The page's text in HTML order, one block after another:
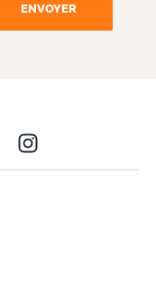
ENVOYER